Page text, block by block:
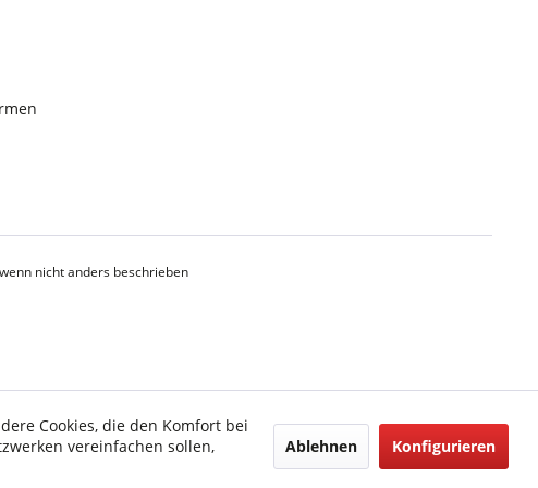
nicht anders beschrieben
Cookies, die den Komfort bei
vereinfachen sollen,
Ablehnen Konfigurieren